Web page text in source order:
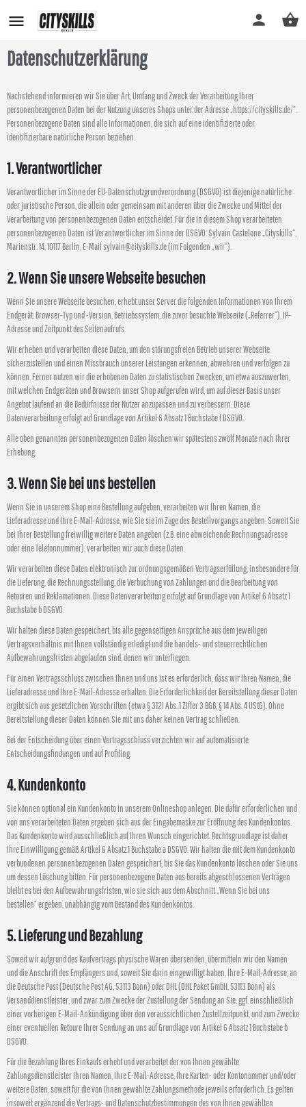
Datenschutzerklärung
Nachstehend informieren wir Sie über Art, Umfang und Zweck der Verarbeitung Ihrer
personenbezogenen Daten bei der Nutzung unseres Shops unter der Adresse „https://cityskills.de/“.
Personenbezogene Daten sind alle Informationen, die sich auf eine identifizierte oder
identifizierbare natürliche Person beziehen.
1. Verantwortlicher
Verantwortlicher im Sinne der EU-Datenschutzgrundverordnung (DSGVO) ist diejenige natürliche
oder juristische Person, die allein oder gemeinsam mit anderen über die Zwecke und Mittel der
Verarbeitung von personenbezogenen Daten entscheidet. Für die in diesem Shop verarbeiteten
personenbezogenen Daten ist Verantwortlicher im Sinne der DSGVO: Sylvain Castelone „Cityskills“,
Marienstr. 14, 10117 Berlin, E-Mail sylvain@cityskills.de (im Folgenden „wir“).
2. Wenn Sie unsere Webseite besuchen
Wenn Sie unsere Webseite besuchen, erhebt unser Server die folgenden Informationen von Ihrem
Endgerät: Browser-Typ und -Version, Betriebssystem, die zuvor besuchte Webseite („Referrer“), IP-
Adresse und Zeitpunkt des Seitenaufrufs.
Wir erheben und verarbeiten diese Daten, um den störungsfreien Betrieb unserer Webseite
sicherzustellen und einen Missbrauch unserer Leistungen erkennen, abwehren und verfolgen zu
können. Ferner nutzen wir die erhobenen Daten zu statistischen Zwecken, um etwa auszuwerten,
mit welchen Endgeräten und Browsern unser Shop aufgerufen wird, um auf dieser Basis unser
Angebot laufend an die Bedürfnisse der Nutzer anzupassen und zu verbessern. Diese
Datenverarbeitung erfolgt auf Grundlage von Artikel 6 Absatz 1 Buchstabe f DSGVO.
Alle oben genannten personenbezogenen Daten löschen wir spätestens zwölf Monate nach ihrer
Erhebung.
3. Wenn Sie bei uns bestellen
Wenn Sie in unserem Shop eine Bestellung aufgeben, verarbeiten wir Ihren Namen, die
Lieferadresse und Ihre E-Mail-Adresse, wie Sie sie im Zuge des Bestellvorgangs angeben. Soweit Sie
bei Ihrer Bestellung freiwillig weitere Daten angeben (z.B. eine abweichende Rechnungsadresse
oder eine Telefonnummer), verarbeiten wir auch diese Daten.
Wir verarbeiten diese Daten elektronisch zur ordnungsgemäßen Vertragserfüllung, insbesondere für
die Lieferung, die Rechnungsstellung, die Verbuchung von Zahlungen und die Bearbeitung von
Retouren und Reklamationen. Diese Datenverarbeitung erfolgt auf Grundlage von Artikel 6 Absatz 1
Buchstabe b DSGVO.
Wir halten diese Daten gespeichert, bis alle gegenseitigen Ansprüche aus dem jeweiligen
Vertragsverhältnis mit Ihnen vollständig erledigt und die handels- und steuerrechtlichen
Aufbewahrungsfristen abgelaufen sind, denen wir unterliegen.
Für einen Vertragsschluss zwischen Ihnen und uns ist es erforderlich, dass wir Ihren Namen, die
Lieferadresse und Ihre E-Mail-Adresse erhalten. Die Erforderlichkeit der Bereitstellung dieser Daten
ergibt sich aus gesetzlichen Vorschriften (etwa § 312i Abs. 1 Ziffer 3 BGB, § 14 Abs. 4 UStG). Ohne
Bereitstellung dieser Daten können Sie mit uns daher keinen Vertrag schließen.
Bei der Entscheidung über einen Vertragsschluss verzichten wir auf automatisierte
Entscheidungsfindungen und auf Profiling.
4. Kundenkonto
Sie können optional ein Kundenkonto in unserem Onlineshop anlegen. Die dafür erforderlichen und
von uns verarbeiteten Daten ergeben sich aus der Eingabemaske zur Eröffnung des Kundenkontos.
Das Kundenkonto wird ausschließlich auf Ihren Wunsch eingerichtet. Rechtsgrundlage ist daher
Ihre Einwilligung gemäß Artikel 6 Absatz 1 Buchstabe a DSGVO. Wir halten die mit dem Kundenkonto
verbundenen personenbezogenen Daten gespeichert, bis Sie das Kundenkonto löschen oder Sie uns
um dessen Löschung bitten. Für personenbezogene Daten aus bereits abgeschlossenen Verträgen
bleibt es bei den Aufbewahrungsfristen, wie sie sich aus dem Abschnitt „Wenn Sie bei uns
bestellen“ ergeben, unabhängig vom Bestand des Kundenkontos.
5. Lieferung und Bezahlung
Soweit wir aufgrund des Kaufvertrags physische Waren übersenden, übermitteln wir den Namen
und die Anschrift des Empfängers und, soweit Sie darin eingewilligt haben, Ihre E-Mail-Adresse, an
die Deutsche Post (Deutsche Post AG, 53113 Bonn) oder DHL (DHL Paket GmbH, 53113 Bonn) als
Versanddienstleister, und zwar zum Zwecke der Zustellung der Sendung an Sie, ggf. einschließlich
einer vorherigen E-Mail-Ankündigung über den voraussichtlichen Zustellzeitpunkt, und zum Zwecke
einer eventuellen Retoure Ihrer Sendung an uns auf Grundlage von Artikel 6 Absatz 1 Buchstabe b
DSGVO.
Für die Bezahlung Ihres Einkaufs erhebt und verarbeitet der von Ihnen gewählte
Zahlungsdienstleister Ihren Namen, Ihre E-Mail-Adresse, Ihre Karten- oder Kontonummer und/oder
weitere Daten, soweit für die von Ihnen gewählte Zahlungsmethode jeweils erforderlich. Es gelten
insoweit ergänzend die Vertrags- und Datenschutzbestimmungen des von Ihnen gewählten